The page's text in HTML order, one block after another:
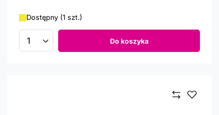
Dostępny (1 szt.)
Ilość produktów Do koszyka